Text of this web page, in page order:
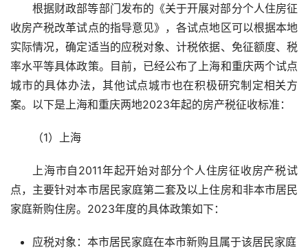
根据财政部等部门发布的《关于开展对部分个人住房征
收房产税改革试点的指导意见》，各试点地区可以根据本地
实际情况，确定适当的应税对象、计税依据、免征额度、税
率水平等具体政策。目前，已经公布了上海和重庆两个试点
城市的具体办法，其他试点城市也在积极研究制定相关方
案。以下是上海和重庆两地2023年起的房产税征收标准：
（1）上海
上海市自2011年起开始对部分个人住房征收房产税试
点，主要针对本市居民家庭第二套及以上住房和非本市居民
家庭新购住房。2023年度的具体政策如下：
应税对象：本市居民家庭在本市新购且属于该居民家庭